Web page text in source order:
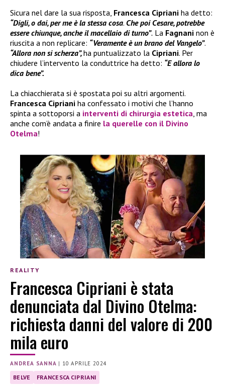
Sicura nel dare la sua risposta, Francesca Cipriani ha detto:
“Digli, o dai, per me è la stessa cosa. Che poi Cesare, potrebbe
essere chiunque, anche il macellaio di turno”. La Fagnani non è
riuscita a non replicare: “Veramente è un brano del Vangelo”.
“Allora non si scherza”,ha puntualizzato la Cipriani. Per
chiudere l’intervento la conduttrice ha detto: “E allora lo
dica bene”.
La chiacchierata si è spostata poi su altri argomenti.
Francesca Cipriani ha confessato i motivi che l’hanno
spinta a sottoporsi a interventi di chirurgia estetica , ma
anche com’è andata a finire la querelle con il Divino
Otelma!
REALITY
Francesca Cipriani è stata
denunciata dal Divino Otelma:
richiesta danni del valore di 200
mila euro
ANDREA SANNA | 10 APRILE 2024
BELVE FRANCESCA CIPRIANI